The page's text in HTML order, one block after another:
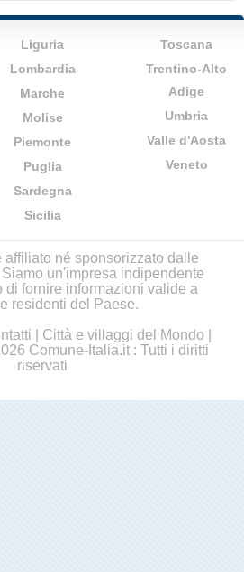
Liguria
Lombardia
Marche
Molise
Piemonte
Puglia
Sardegna
Sicilia
Toscana
Trentino-Alto
Adige
Umbria
Valle d'Aosta
Veneto
affiliato né sponsorizzato dalle
un'impresa indipendente
di fornire informazioni valide a
residenti del Paese.
Città e villaggi del Mondo
Comune-Italia.it : Tutti i diritti
riservati